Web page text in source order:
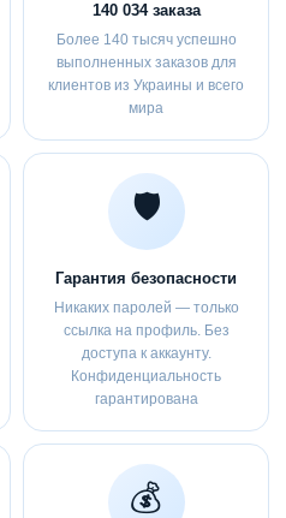
140 034заказа
Более 140 тысяч успешно
выполненных заказов для
клиентов из Украины и всего
мира
🛡️
Гарантия безопасности
Никаких паролей — только
ссылка на профиль. Без
доступа к аккаунту.
Конфиденциальность
гарантирована
💰